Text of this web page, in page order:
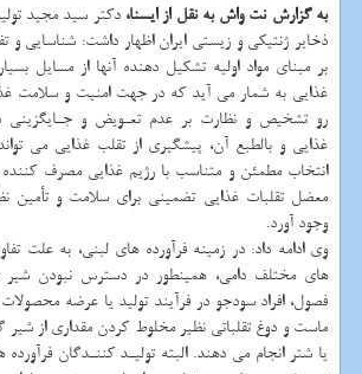
به گزارش نت واش به نقل از ایسنا،دكتر سید مجید
ذخایر ژنتیكی و زیستی ایران اظهار داشت: شناسایی و
بر مبنای مواد اولیه تشكیل دهنده آنها از مسایل
غذایی به شمار می آید كه در جهت امنیت و سلامت
رو تشخیص و نظارت بر عدم تعـویض و جـایگزینی
غذایی و بالطبع آن، پیشگیری از تقلب غذایی می
انتخاب مطمئن و متناسب با رژیم غذایی مصرف كننده
معضل تقلبات غذایی تضمینی برای سلامت و تأمین
وجود آورد.
وی ادامه داد: در زمینه فرآورده های لبنی، به علت
های مختلف دامی، همینطور در دسترس نبودن شیر
فصول، افراد سودجو در فرآیند تولید یا عرضه
ماست و دوغ تقلباتی نظیر مخلوط كردن مقداری از شیر
یا شتر انجام می دهند. البته تولیـد كننـدگان فرآورده